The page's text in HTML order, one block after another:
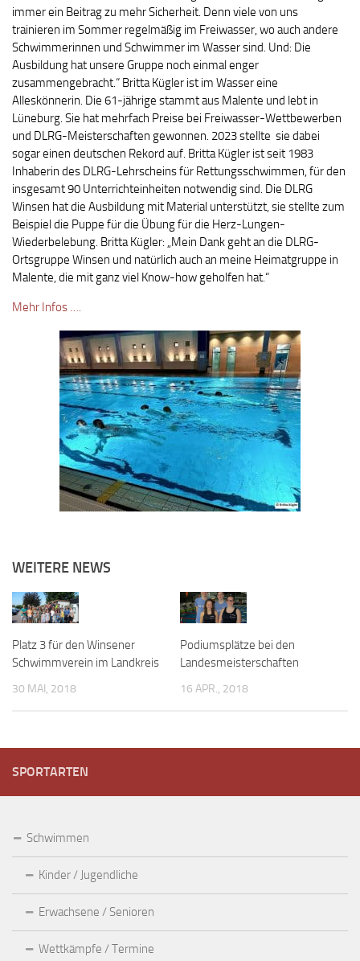
immer ein Beitrag zu mehr Sicherheit. Denn viele von uns
trainieren im Sommer regelmäßig im Freiwasser, wo auch andere
Schwimmerinnen und Schwimmer im Wasser sind. Und: Die
Ausbildung hat unsere Gruppe noch einmal enger
zusammengebracht.“ Britta Kügler ist im Wasser eine
Alleskönnerin. Die 61-jährige stammt aus Malente und lebt in
Lüneburg. Sie hat mehrfach Preise bei Freiwasser-Wettbewerben
und DLRG-Meisterschaften gewonnen. 2023 stellte sie dabei
sogar einen deutschen Rekord auf. Britta Kügler ist seit 1983
Inhaberin des DLRG-Lehrscheins für Rettungsschwimmen, für den
insgesamt 90 Unterrichteinheiten notwendig sind. Die DLRG
Winsen hat die Ausbildung mit Material unterstützt, sie stellte zum
Beispiel die Puppe für die Übung für die Herz-Lungen-
Wiederbelebung. Britta Kügler: „Mein Dank geht an die DLRG-
Ortsgruppe Winsen und natürlich auch an meine Heimatgruppe in
Malente, die mit ganz viel Know-how geholfen hat.“
Mehr Infos ….
WEITERE NEWS
Platz 3 für den Winsener
Schwimmverein im Landkreis
30 MAI, 2018
Podiumsplätze bei den
Landesmeisterschaften
16 APR., 2018
SPORTARTEN
Schwimmen
Kinder / Jugendliche
Erwachsene / Senioren
Wettkämpfe / Termine